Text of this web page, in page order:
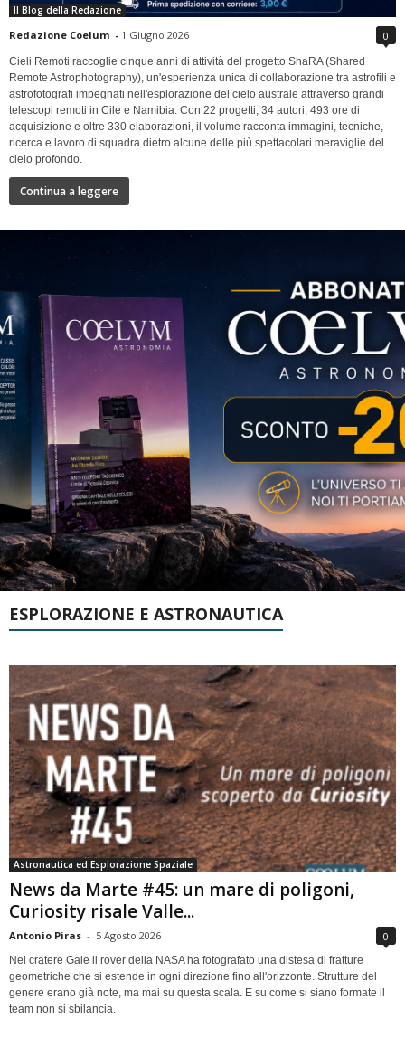
Il Blog della Redazione
Redazione Coelum - 1 Giugno 2026 0
Cieli Remoti raccoglie cinque anni di attività del progetto ShaRA (Shared
Remote Astrophotography), un'esperienza unica di collaborazione tra astrofili e
astrofotografi impegnati nell'esplorazione del cielo australe attraverso grandi
telescopi remoti in Cile e Namibia. Con 22 progetti, 34 autori, 493 ore di
acquisizione e oltre 330 elaborazioni, il volume racconta immagini, tecniche,
ricerca e lavoro di squadra dietro alcune delle più spettacolari meraviglie del
cielo profondo.
Continua a leggere
ESPLORAZIONE E ASTRONAUTICA
Astronautica ed Esplorazione Spaziale
News da Marte #45: un mare di poligoni,
Curiosity risale Valle...
Antonio Piras - 5 Agosto 2026 0
Nel cratere Gale il rover della NASA ha fotografato una distesa di fratture
geometriche che si estende in ogni direzione fino all'orizzonte. Strutture del
genere erano già note, ma mai su questa scala. E su come si siano formate il
team non si sbilancia.